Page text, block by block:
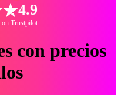
4.9
Trustpilot
con precios